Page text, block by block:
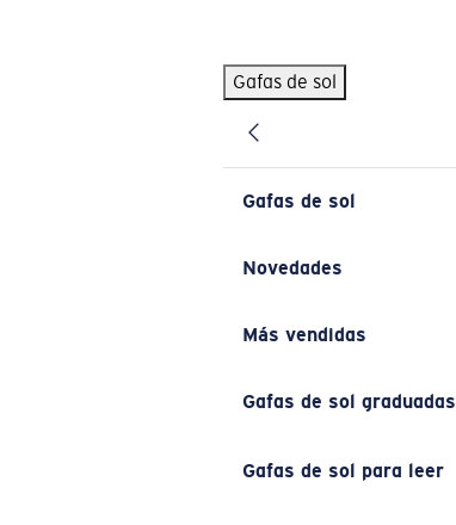
Gafas de sol
Gafas de sol
Novedades
Más vendidas
Gafas de sol graduadas
Gafas de sol para leer
BÚSQUEDAS POPULARES
Pilothouse PRO Limited Edition Pack
Gafas de sol personalizadas
Los más vendidos de gafas de sol